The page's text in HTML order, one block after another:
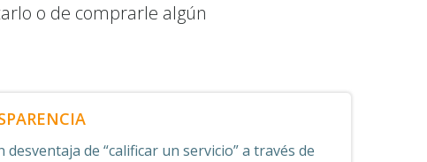
o de comprarle algún
desventaja de “calificar un servicio” a través de